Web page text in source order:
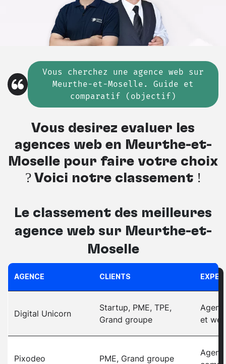
Vous cherchez une agence web sur
Meurthe-et-Moselle. Guide et
comparatif (objectif)
Vous désirez évaluer les
agences web en Meurthe-et-
Moselle pour faire votre choix
? Voici notre classement !
Le classement des meilleures
agence web sur Meurthe-et-
Moselle
AGENCE CLIENTS
Digital Unicorn
Startup, PME, TPE,
Grand groupe
et
Pixodeo PME, Grand groupe